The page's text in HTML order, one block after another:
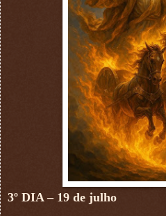
3º DIA – 19 de julho